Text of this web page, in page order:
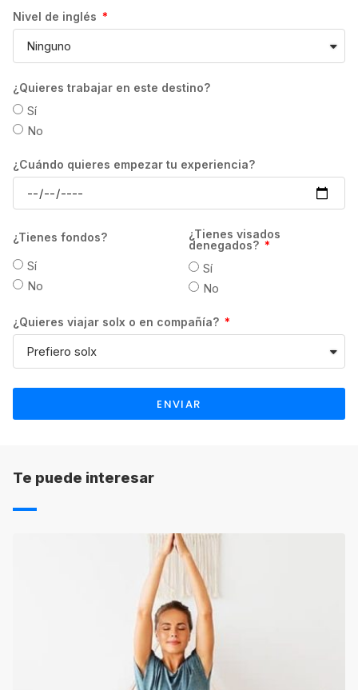
de semanas contratadas, así como del perfil
de cada estudiante. En todo caso, la
devolución se efectuará en la moneda local
del destino, por lo que el importe devuelto al
correrán a cuenta del estudiante. GrowPro
ningún caso, de la devolución del importe ya
pagado por el estudiante, si la escuela
determina retener el pago de matrícula en
concepto de gastos de gestión atendiendo a
sus propias condiciones. Asimismo, el plazo
cada una de las escuelas.
Nivel de inglés
¿Quieres trabajar en este destino?
Sí
No
¿Cuándo quieres empezar tu experiencia?
¿Tienes fondos?
Sí
No
¿Tienes visados
denegados?
Sí
No
¿Quieres viajar solx o en compañía?
ENVIAR
Te puede interesar